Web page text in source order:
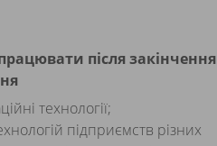
після закінчення
технології;
підприємств різних